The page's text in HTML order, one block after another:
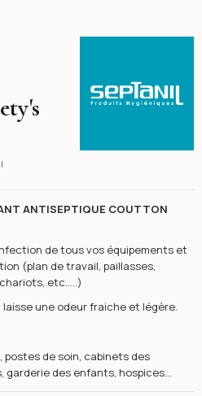
ANTISEPTIQUE COUTTON
de tous vos équipements et
(plan de travail, paillasses,
etc.….)
une odeur fraiche et légère.
postes de soin, cabinets des
des enfants, hospices…